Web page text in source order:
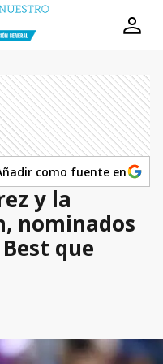
como fuente en
y la
nominados
que